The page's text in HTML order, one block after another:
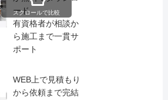
ード
有資格者が相談か
ら施工まで一貫サ
ポート
WEB上で見積もり
から依頼まで完結
スクロールで比較